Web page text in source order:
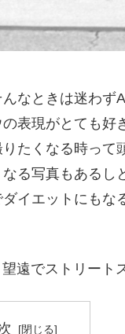
なときは迷わず
表現がとても好
たくなる時って
る写真もあるし
イエットにもな
遠でストリート